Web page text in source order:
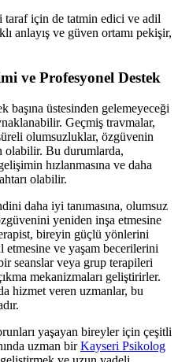
için de tatmin edici ve adil
anlayış ve güven ortamı pekişir,
ve Profesyonel Destek
üstesinden gelemeyeceği
Geçmiş travmalar,
olumsuzluklar, özgüvenin
olabilir. Bu durumlarda,
hızlanmasına ve daha
olabilir.
daha iyi tanımasına, olumsuz
yeniden inşa etmesine
bireyin güçlü yönlerini
etmesine ve yaşam becerilerini
seanslar veya grup terapileri
mekanizmaları geliştirirler.
hizmet veren uzmanlar, bu
yaşayan bireyler için çeşitli
uzman birKayseri Psikolog